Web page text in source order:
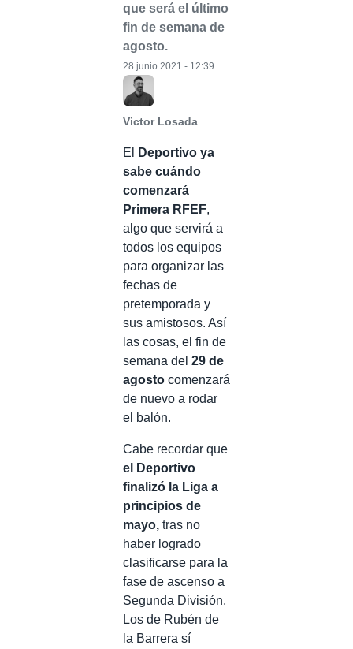
que será el último
fin de semana de
agosto.
Victor Losada
28 junio 2021 - 12:39
El
Deportivo ya
sabe cuándo
comenzará
Primera RFEF,
algo que servirá a
todos los equipos
para organizar las
fechas de
pretemporada y
sus amistosos. Así
las cosas, el fin de
semana del 29 de
agosto comenzará
de nuevo a rodar
el balón.
Cabe recordar que
el Deportivo
finalizó la Liga a
principios de
mayo, tras no
haber logrado
clasificarse para la
fase de ascenso a
Segunda División.
Los de Rubén de
la Barrera sí